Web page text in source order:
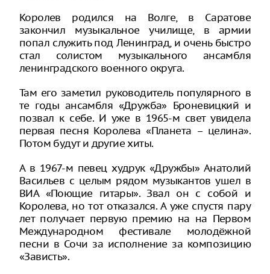
Королев родился на Волге, в Саратове
закончил музыкальное училище, в армии
попал служить под Ленинград, и очень быстро
стал солистом музыкального ансамбля
ленинградского военного округа.
Там его заметил руководитель популярного в
те годы ансамбля «Дружба» Броневицкий и
позвал к себе. И уже в 1965-м свет увидела
первая песня Королева «Планета – целина».
Потом будут и другие хиты.
А в 1967-м певец худрук «Дружбы» Анатолий
Васильев с целым рядом музыкантов ушел в
ВИА «Поющие гитары». Звал он с собой и
Королева, но тот отказался. А уже спустя пару
лет получает первую премию на на Первом
Международном фестивале молодёжной
песни в Сочи за исполнение за композицию
«Зависть».